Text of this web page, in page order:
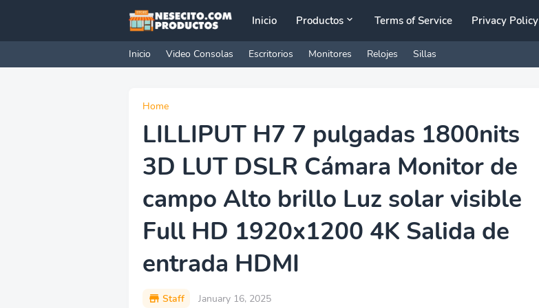
Inicio Productos Terms of Service Privacy Policy
Inicio Video Consolas Escritorios Monitores Relojes Sillas
Home
LILLIPUT H7 7 pulgadas 1800nits
3D LUT DSLR Cámara Monitor de
campo Alto brillo Luz solar visible
Full HD 1920x1200 4K Salida de
entrada HDMI
Staff January 16, 2025